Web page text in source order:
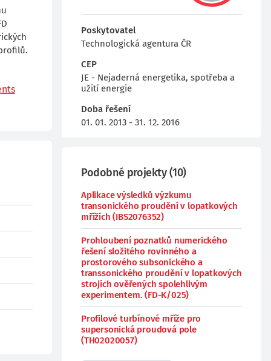
Poskytovatel
Technologická agentura ČR
CEP
JE - Nejaderná energetika, spotřeba a
užití energie
Doba řešení
01. 01. 2013 - 31. 12. 2016
Podobné projekty(10)
Aplikace výsledků výzkumu
transonického proudění v lopatkových
mřížích (IBS2076352)
Prohloubení poznatků numerického
řešení složitého rovinného a
prostorového subsonického a
transsonického proudění v lopatkových
strojích ověřených spolehlivým
experimentem. (FD-K/025)
Profilové turbínové mříže pro
supersonická proudová pole
(TH02020057)